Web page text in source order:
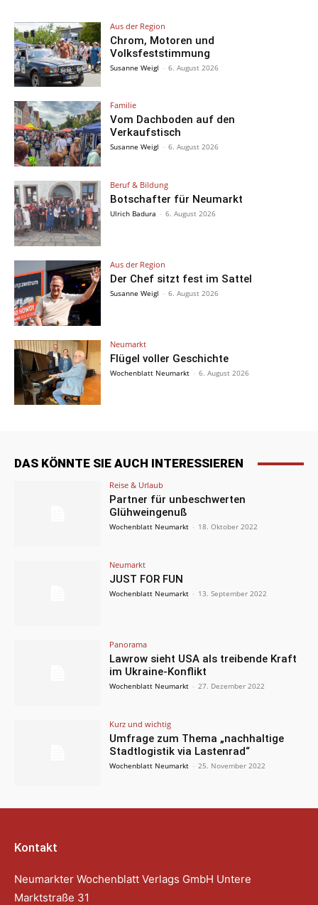
Aus der Region
Chrom, Motoren und
Volksfeststimmung
Susanne Weigl - 6. August 2026
Familie
Vom Dachboden auf den
Verkaufstisch
Susanne Weigl - 6. August 2026
Beruf & Bildung
Botschafter für Neumarkt
Ulrich Badura - 6. August 2026
Aus der Region
Der Chef sitzt fest im Sattel
Susanne Weigl - 6. August 2026
Neumarkt
Flügel voller Geschichte
Wochenblatt Neumarkt - 6. August 2026
DAS KÖNNTE SIE AUCH INTERESSIEREN
Reise & Urlaub
Partner für unbeschwerten
Glühweingenuß
Wochenblatt Neumarkt - 18. Oktober 2022
Neumarkt
JUST FOR FUN
Wochenblatt Neumarkt - 13. September 2022
Panorama
Lawrow sieht USA als treibende Kraft
im Ukraine-Konflikt
Wochenblatt Neumarkt - 27. Dezember 2022
Kurz und wichtig
Umfrage zum Thema „nachhaltige
Stadtlogistik via Lastenrad“
Wochenblatt Neumarkt - 25. November 2022
Kontakt
Neumarkter Wochenblatt Verlags GmbH Untere
Marktstraße 31